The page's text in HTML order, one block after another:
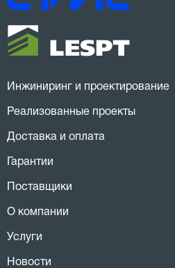
Инжиниринг и проектирование
Реализованные проекты
Доставка и оплата
Гарантии
Поставщики
О компании
Услуги
Новости